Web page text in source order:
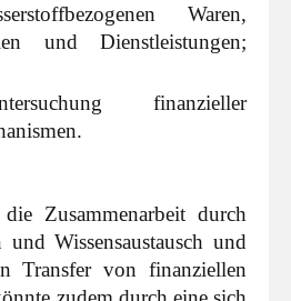
Waren,
und Dienstleistungen;
finanzieller
Zusammenarbeit durch
und Wissensaustausch und
Transfer von finanziellen